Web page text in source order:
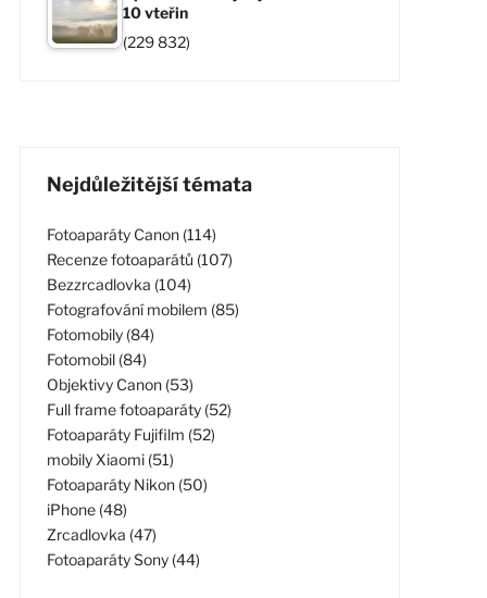
10 vteřin
(229 832)
Nejdůležitější témata
Fotoaparáty Canon (114)
Recenze fotoaparátů (107)
Bezzrcadlovka (104)
Fotografování mobilem (85)
Fotomobily (84)
Fotomobil (84)
Objektivy Canon (53)
Full frame fotoaparáty (52)
Fotoaparáty Fujifilm (52)
mobily Xiaomi (51)
Fotoaparáty Nikon (50)
iPhone (48)
Zrcadlovka (47)
Fotoaparáty Sony (44)